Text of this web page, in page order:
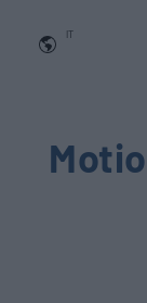
IT
APPLICAZIONI